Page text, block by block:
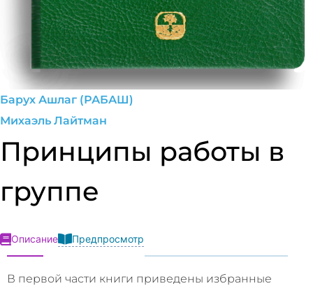
Барух Ашлаг (РАБАШ)
Михаэль Лайтман
Принципы работы в
группе
Описание Предпросмотр
В первой части книги приведены избранные